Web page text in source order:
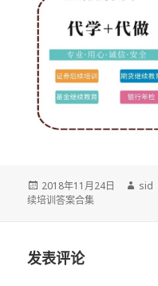
发
布
2018年11月24日
作
sid
续培训答案合集
发表评论